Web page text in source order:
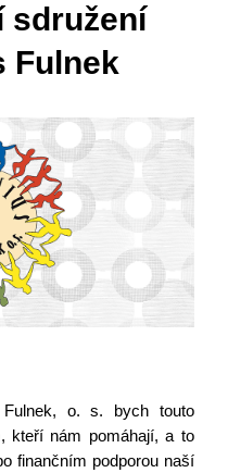
sdružení
Fulnek
Fulnek, o. s. bych touto
kteří nám pomáhají, a to
finančním podporou naší